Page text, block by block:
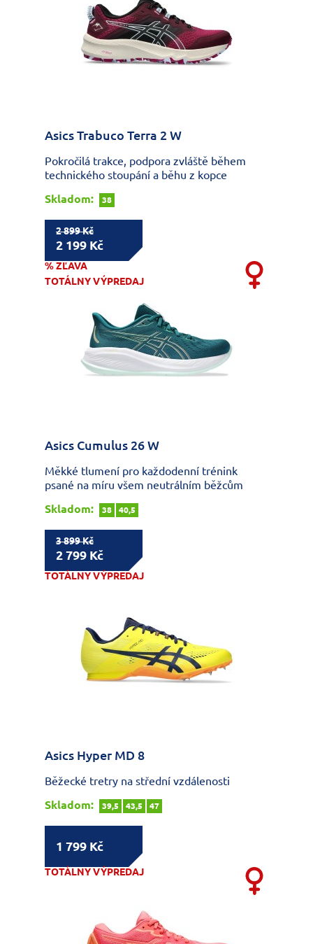
Asics Trabuco Terra 2 W
Pokročilá trakce, podpora zvláště během
technického stoupání a běhu z kopce
Skladom:
38
2 899 Kč
2 199 Kč
% ZĽAVA
TOTÁLNY VÝPREDAJ
Asics Cumulus 26 W
Měkké tlumení pro každodenní trénink
psané na míru všem neutrálním běžcům
Skladom:
38 40,5
3 899 Kč
2 799 Kč
TOTÁLNY VÝPREDAJ
Asics Hyper MD 8
Běžecké tretry na střední vzdálenosti
Skladom:
39,5 43,5 47
1 799 Kč
TOTÁLNY VÝPREDAJ